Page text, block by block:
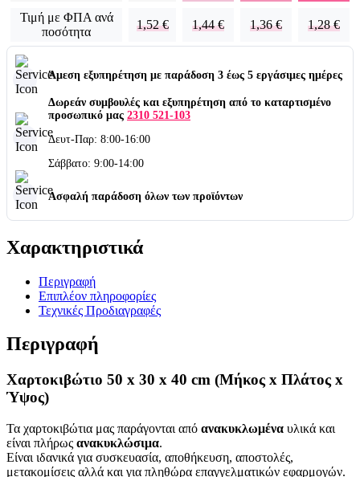
Τιμή με ΦΠΑ ανά
ποσότητα
1,52€ 1,44€ 1,36€ 1,28€
Άμεση εξυπηρέτηση με παράδοση 3 έως 5 εργάσιμες ημέρες
Δωρεάν συμβουλές και εξυπηρέτηση από το καταρτισμένο
προσωπικό μας 2310 521-103
Δευτ-Παρ: 8:00-16:00
Σάββατο: 9:00-14:00
Ασφαλή παράδοση όλων των προϊόντων
Χαρακτηριστικά
Περιγραφή
Επιπλέον πληροφορίες
Τεχνικές Προδιαγραφές
Περιγραφή
Χαρτοκιβώτιο 50 x 30 x 40 cm (Μήκος x Πλάτος x
Ύψος)
Τα χαρτοκιβώτια μας παράγονται από ανακυκλωμένα υλικά και
είναι πλήρως ανακυκλώσιμα.
Είναι ιδανικά για συσκευασία, αποθήκευση, αποστολές,
μετακομίσεις αλλά και για πληθώρα επαγγελματικών εφαρμογών.